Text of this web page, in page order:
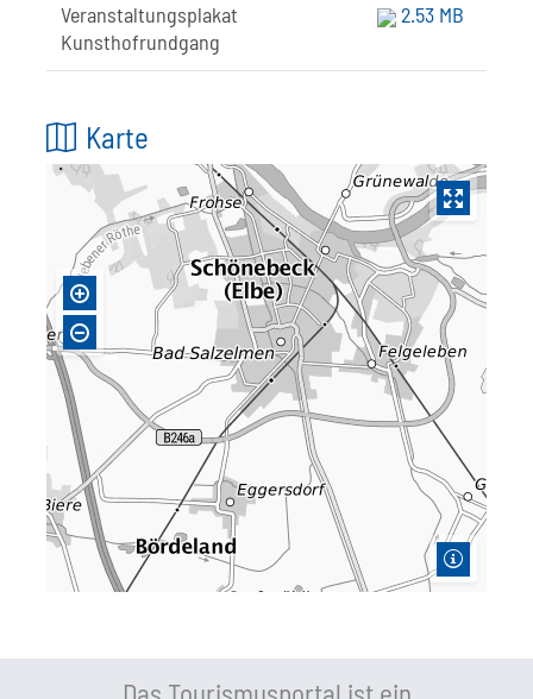
Veranstaltungsplakat
Kunsthofrundgang
2.53 MB
Karte